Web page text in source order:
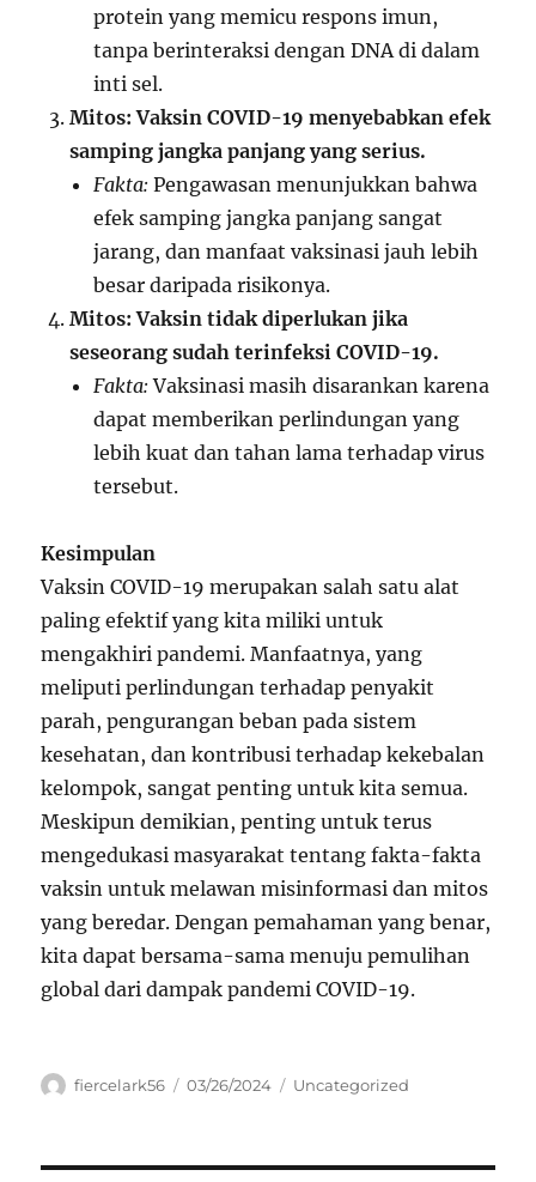
protein yang memicu respons imun,
tanpa berinteraksi dengan DNA di dalam
inti sel.
Mitos: Vaksin COVID-19 menyebabkan efek
samping jangka panjang yang serius.
Fakta: Pengawasan menunjukkan bahwa
efek samping jangka panjang sangat
jarang, dan manfaat vaksinasi jauh lebih
besar daripada risikonya.
Mitos: Vaksin tidak diperlukan jika
seseorang sudah terinfeksi COVID-19.
Fakta: Vaksinasi masih disarankan karena
dapat memberikan perlindungan yang
lebih kuat dan tahan lama terhadap virus
tersebut.
Kesimpulan
Vaksin COVID-19 merupakan salah satu alat
paling efektif yang kita miliki untuk
mengakhiri pandemi. Manfaatnya, yang
meliputi perlindungan terhadap penyakit
parah, pengurangan beban pada sistem
kesehatan, dan kontribusi terhadap kekebalan
kelompok, sangat penting untuk kita semua.
Meskipun demikian, penting untuk terus
mengedukasi masyarakat tentang fakta-fakta
vaksin untuk melawan misinformasi dan mitos
yang beredar. Dengan pemahaman yang benar,
kita dapat bersama-sama menuju pemulihan
global dari dampak pandemi COVID-19.
Author
fiercelark56
Posted
03/26/2024 Categories
Uncategorized